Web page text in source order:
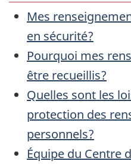
Mes
en sécurité?
Pourquoi mes
être recueillis?
Quelles sont les
protection des
personnels?
Équipe du Centre